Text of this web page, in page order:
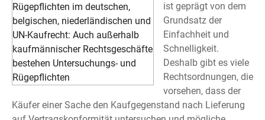
ist geprägt von dem
Grundsatz der
Einfachheit und
Schnelligkeit.
Deshalb gibt es viele
Rechtsordnungen, die
vorsehen, dass der
Käufer einer Sache den Kaufgegenstand nach Lieferung